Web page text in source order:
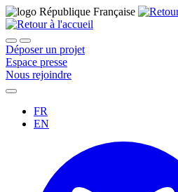
Déposer un projet
Espace presse
Nous rejoindre
FR
EN